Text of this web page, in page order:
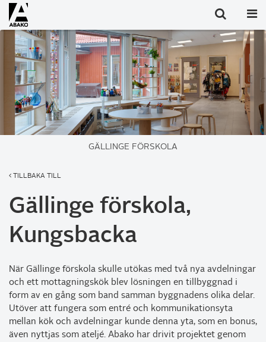
GÄLLINGE FÖRSKOLA
TILLBAKA TILL
Gällinge förskola,
Kungsbacka
När Gällinge förskola skulle utökas med två nya avdelningar
och ett mottagningskök blev lösningen en tillbyggnad i
form av en gång som band samman byggnadens olika delar.
Utöver att fungera som entré och kommunikationsyta
mellan kök och avdelningar kunde denna yta, som en bonus,
även nyttjas som ateljé. Abako har drivit projektet genom